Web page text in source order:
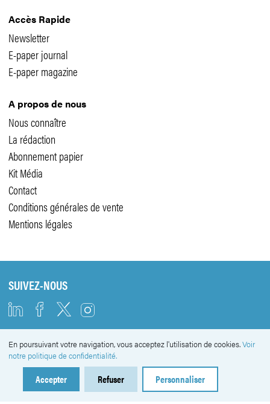
Accès Rapide
Newsletter
E-paper journal
E-paper magazine
A propos de nous
Nous connaître
La rédaction
Abonnement papier
Kit Média
Contact
Conditions générales de vente
Mentions légales
SUIVEZ-NOUS
NEWSLETTER
En poursuivant votre navigation, vous acceptez l'utilisation de cookies.Voir
notre politique de confidentialité.
Accepter Refuser Personnaliser